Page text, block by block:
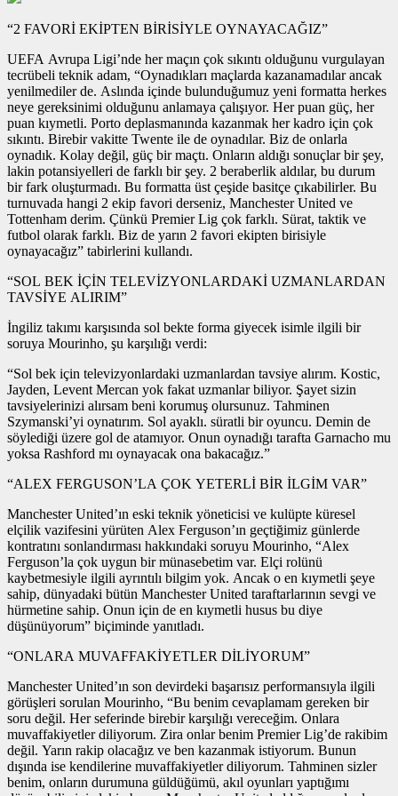
“2 FAVORİ EKİPTEN BİRİSİYLE OYNAYACAĞIZ”
UEFA Avrupa Ligi’nde her maçın çok sıkıntı olduğunu vurgulayan
tecrübeli teknik adam, “Oynadıkları maçlarda kazanamadılar ancak
yenilmediler de. Aslında içinde bulunduğumuz yeni formatta herkes
neye gereksinimi olduğunu anlamaya çalışıyor. Her puan güç, her
puan kıymetli. Porto deplasmanında kazanmak her kadro için çok
sıkıntı. Birebir vakitte Twente ile de oynadılar. Biz de onlarla
oynadık. Kolay değil, güç bir maçtı. Onların aldığı sonuçlar bir şey,
lakin potansiyelleri de farklı bir şey. 2 beraberlik aldılar, bu durum
bir fark oluşturmadı. Bu formatta üst çeşide basitçe çıkabilirler. Bu
turnuvada hangi 2 ekip favori derseniz, Manchester United ve
Tottenham derim. Çünkü Premier Lig çok farklı. Sürat, taktik ve
futbol olarak farklı. Biz de yarın 2 favori ekipten birisiyle
oynayacağız” tabirlerini kullandı.
“SOL BEK İÇİN TELEVİZYONLARDAKİ UZMANLARDAN
TAVSİYE ALIRIM”
İngiliz takımı karşısında sol bekte forma giyecek isimle ilgili bir
soruya Mourinho, şu karşılığı verdi:
“Sol bek için televizyonlardaki uzmanlardan tavsiye alırım. Kostic,
Jayden, Levent Mercan yok fakat uzmanlar biliyor. Şayet sizin
tavsiyelerinizi alırsam beni korumuş olursunuz. Tahminen
Szymanski’yi oynatırım. Sol ayaklı. süratli bir oyuncu. Demin de
söylediği üzere gol de atamıyor. Onun oynadığı tarafta Garnacho mu
yoksa Rashford mı oynayacak ona bakacağız.”
“ALEX FERGUSON’LA ÇOK YETERLİ BİR İLGİM VAR”
Manchester United’ın eski teknik yöneticisi ve kulüpte küresel
elçilik vazifesini yürüten Alex Ferguson’ın geçtiğimiz günlerde
kontratını sonlandırması hakkındaki soruyu Mourinho, “Alex
Ferguson’la çok uygun bir münasebetim var. Elçi rolünü
kaybetmesiyle ilgili ayrıntılı bilgim yok. Ancak o en kıymetli şeye
sahip, dünyadaki bütün Manchester United taraftarlarının sevgi ve
hürmetine sahip. Onun için de en kıymetli husus bu diye
düşünüyorum” biçiminde yanıtladı.
“ONLARA MUVAFFAKİYETLER DİLİYORUM”
Manchester United’ın son devirdeki başarısız performansıyla ilgili
görüşleri sorulan Mourinho, “Bu benim cevaplamam gereken bir
soru değil. Her seferinde birebir karşılığı vereceğim. Onlara
muvaffakiyetler diliyorum. Zira onlar benim Premier Lig’de rakibim
değil. Yarın rakip olacağız ve ben kazanmak istiyorum. Bunun
dışında ise kendilerine muvaffakiyetler diliyorum. Tahminen sizler
benim, onların durumuna güldüğümü, akıl oyunları yaptığımı